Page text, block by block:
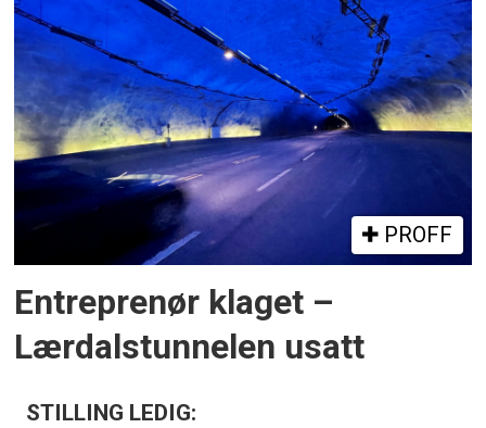
PROFF
Entreprenør klaget –
Lærdalstunnelen usatt
STILLING LEDIG: